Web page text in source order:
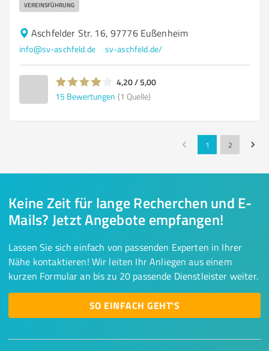
VEREINSFÜHRUNG
Aschfelder Str. 16, 97776 Eußenheim
info@sv-aschfeld.de sv-aschfeld.de/
4,20 / 5,00
15 Bewertungen (1 Quelle)
1 2
Keine Zeit für lange Recherchen und E-
Mails? Jetzt Angebote empfangen!
Lassen Sie sich einfach von passenden Experten in Ihrer
Nähe kontaktieren! Wir leiten Ihr Anliegen aus einem
kurzen Formular an bis zu 20 passende Dienstleister weiter.
SO EINFACH GEHT'S